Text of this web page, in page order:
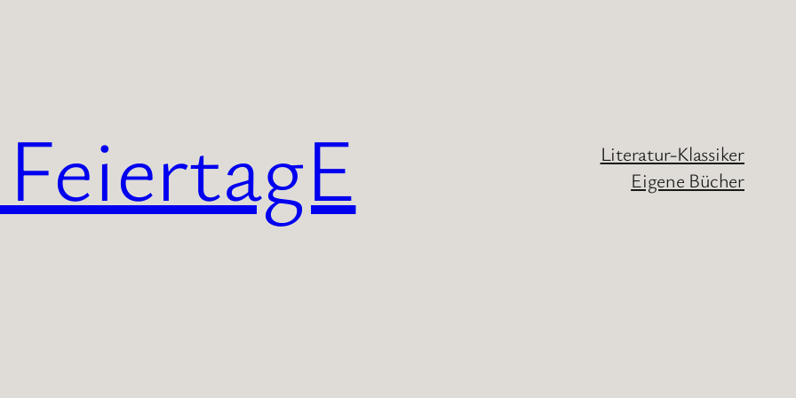
Literatur-Klassiker
Eigene Bücher